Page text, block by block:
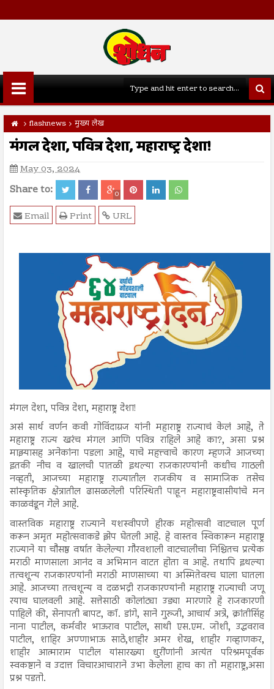
flashnews मुख्य लेख
मंगल देशा, पवित्र देशा, महाराष्ट्र देशा!
May 03, 2024
Share to: 0
URL
Print
Email
मंगल देशा, पवित्र देशा, महाराष्ट्र देशा!
असं सार्थ वर्णन कवी गोविंदाग्रज यांनी महाराष्ट्र राज्याचं केलं आहे, ते
महाराष्ट्र राज्य खरंच मंगल आणि पवित्र राहिले आहे का?, असा प्रश्न
माझ्यासह अनेकांना पडला आहे, याचे महत्त्वाचे कारण म्हणजे आजच्या
इतकी नीच व खालची पातळी इथल्या राजकारण्यांनी कधीच गाठली
नव्हती, आजच्या महाराष्ट्र राज्यातील राजकीय व सामाजिक तसेच
सांस्कृतिक क्षेत्रातील ढासळलेली परिस्थिती पाहून महाराष्ट्रवासीयांचे मन
काळवंडून गेले आहे.
वास्तविक महाराष्ट्र राज्याने यशस्वीपणे हीरक महोत्सवी वाटचाल पूर्ण
करून अमृत महोत्सवाकडे झेप घेतली आहे. हे वास्तव स्विकारून महाराष्ट्र
राज्याने या चौसष्ठ वर्षात केलेल्या गौरवशाली वाटचालीचा निश्चितच प्रत्येक
मराठी माणसाला आनंद व अभिमान वाटत होता व आहे. तथापि इथल्या
तत्वशून्य राजकारण्यांनी मराठी माणसाच्या या अस्मितेवरच घाला घातला
आहे. आजच्या तत्वशून्य व दळभद्री राजकारण्यांनी महाराष्ट्र राज्याची जणू
रयाच घालवली आहे. सत्तेसाठी कोलांट्या उड्या मारणारे हे राजकारणी
पाहिले की, सेनापती बापट, कॉ. डांगे, साने गुरुजी, आचार्य अत्रे, क्रांतीसिंह
नाना पाटील, कर्मवीर भाऊराव पाटील, साथी एस.एम. जोशी, उद्धवराव
पाटील, शाहिर अण्णाभाऊ साठे,शाहीर अमर शेख, शाहीर गव्हाणकर,
शाहीर आत्माराम पाटील यांसारख्या धुरींणांनी अत्यंत परिश्रमपूर्वक
स्वकष्टाने व उदात्त विचारआचाराने उभा केलेला हाच का तो महाराष्ट्र,असा
प्रश्न पडतो.